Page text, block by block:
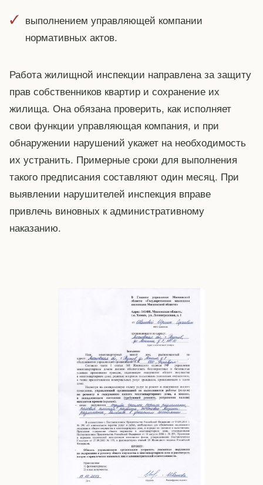
выполнением управляющей компании
нормативных актов.
Работа жилищной инспекции направлена за защиту
прав собственников квартир и сохранение их
жилища. Она обязана проверить, как исполняет
свои функции управляющая компания, и при
обнаружении нарушений укажет на необходимость
их устранить. Примерные сроки для выполнения
такого предписания составляют один месяц. При
выявлении нарушителей инспекция вправе
привлечь виновных к административному
наказанию.